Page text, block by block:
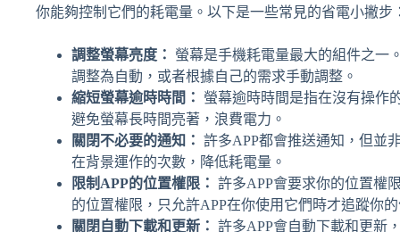
你能夠控制它們的耗電量。以下是一些常見的省電小撇步
調整螢幕亮度：
螢幕是手機耗電量最大的組件之一
調整為自動，或者根據自己的需求手動調整。
縮短螢幕逾時時間：
螢幕逾時時間是指在沒有操作
避免螢幕長時間亮著，浪費電力。
關閉不必要的通知： 許多APP都會推送通知，但並
在背景運作的次數，降低耗電量。
限制APP的位置權限： 許多APP會要求你的位置權
的位置權限，只允許APP在你使用它們時才追蹤你
關閉自動下載和更新： 許多APP會自動下載和更新